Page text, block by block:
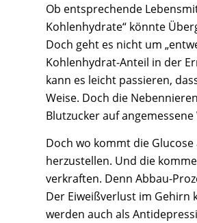
Ob entsprechende
Kohlenhydrate“ könnte
Doch geht es nicht um
Kohlenhydrat-Anteil in der
kann es leicht passieren,
Weise. Doch die
Blutzucker auf
Doch wo kommt die
herzustellen. Und die
verkraften. Denn Abbau-
Der Eiweißverlust im Gehirn
werden auch als